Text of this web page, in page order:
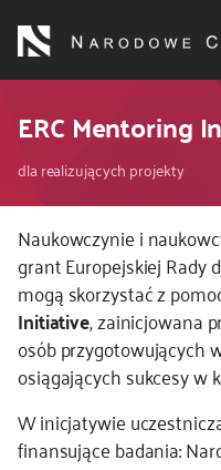
treści
dla wnioskodawców
dla realizujących projekty
dla ekspertów
efekty NCN
współpraca
ERC Mentoring
Ścieżka
nawigacyjna
dla realizujących projekty
Kod
CSS
i
JS
Naukowczynie i
grant Europejskiej Rady
mogą skorzystać z
Initiative, zainicjowana
osób przygotowujących
osiągających sukcesy w
W inicjatywie
finansujące badania: